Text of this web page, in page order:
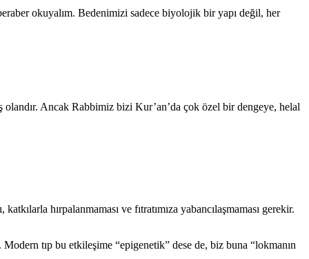
okuyalım. Bedenimizi sadece biyolojik bir yapı değil, her
Ancak Rabbimiz bizi Kur’an’da çok özel bir dengeye, helal
hırpalanmaması ve fıtratımıza yabancılaşmaması gerekir.
tıp bu etkileşime “epigenetik” dese de, biz buna “lokmanın